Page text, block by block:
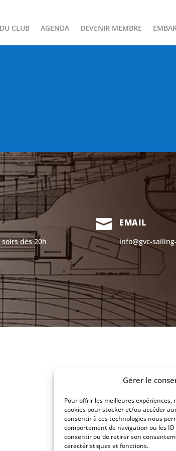
Gérer le
Pour offrir les meilleures
cookies pour stocker et/ou accéder
consentir à ces technologies nous
comportement de navigation ou les
consentir ou de retirer son
caractéristiques et fonctions.
CLUB AGENDA DEVENIR MEMBRE
dès 20h
 EMAIL
info@gvc-